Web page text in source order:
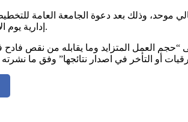
بالجهة إلى اجتماع عام يوم الجمعة 18 أفريل 2025 للخروج بموقف وشكل نضالي موحد، وذلك بعد دعوة
إدارية يوم الاثنين 21 أفريل 2025.
“حجم العمل المتزايد وما يقابله من نقص